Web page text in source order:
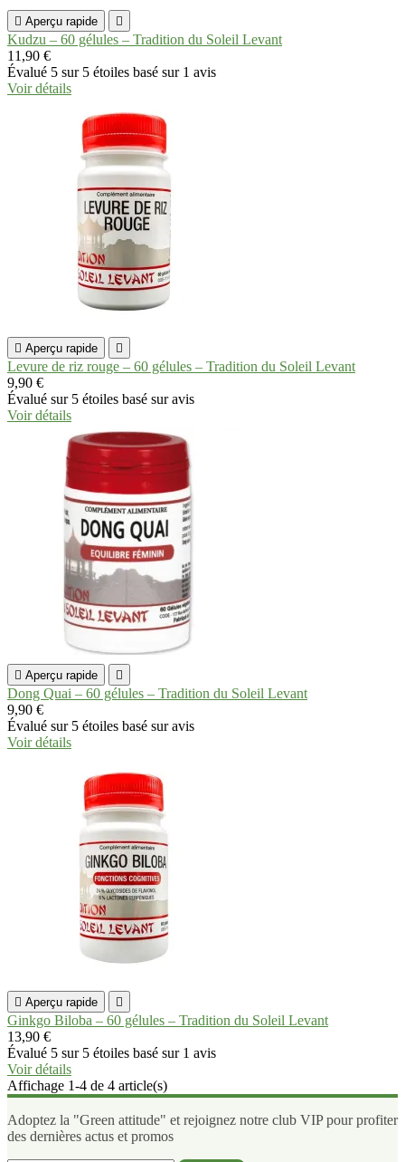
 Aperçu rapide 
Kudzu – 60 gélules – Tradition du Soleil Levant
11,90 €
Évalué 5 sur 5 étoiles basé sur 1 avis
Voir détails
 Aperçu rapide 
Levure de riz rouge – 60 gélules – Tradition du Soleil Levant
9,90 €
Évalué sur 5 étoiles basé suravis
Voir détails
 Aperçu rapide 
Dong Quai – 60 gélules – Tradition du Soleil Levant
9,90 €
Évalué sur 5 étoiles basé suravis
Voir détails
 Aperçu rapide 
Ginkgo Biloba – 60 gélules – Tradition du Soleil Levant
13,90 €
Évalué 5 sur 5 étoiles basé sur 1 avis
Voir détails
Affichage 1-4 de 4 article(s)
Adoptez la "Green attitude" et rejoignez notre club VIP pour profiter
des dernières actus et promos